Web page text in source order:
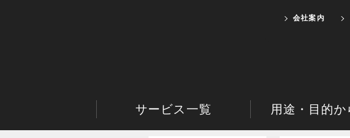
会社案内
サービス一覧 用途・目的か